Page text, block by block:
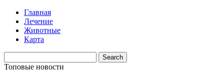
Главная
Лечение
Животные
Карта
Топовые новости